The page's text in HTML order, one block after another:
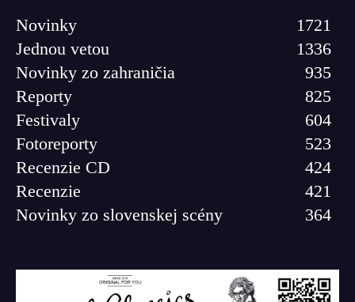
Novinky
1721
Jednou vetou
1336
Novinky zo zahraničia
935
Reporty
825
Festivaly
604
Fotoreporty
523
Recenzie CD
424
Recenzie
421
Novinky zo slovenskej scény
364